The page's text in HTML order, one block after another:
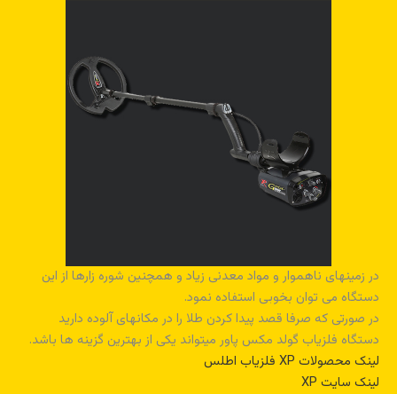
در زمینهای ناهموار و مواد معدنی زیاد و همچنین شوره زارها از این
دستگاه می توان بخوبی استفاده نمود.
در صورتی که صرفا قصد پیدا کردن طلا را در مکانهای آلوده دارید
دستگاه فلزیاب گولد مکس پاور میتواند یکی از بهترین گزینه ها باشد.
لینک محصولات XP فلزیاب اطلس
لینک سایت XP